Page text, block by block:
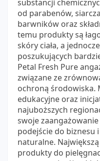
substancji
od parabenów,
barwników oraz
temu produkty są
skóry ciała, a
poszukujących
Petal Fresh Pure
związane ze
ochroną środowiska.
edukacyjne oraz
najuboższych
swoje
podejście do biznesu
naturalne.
produkty do